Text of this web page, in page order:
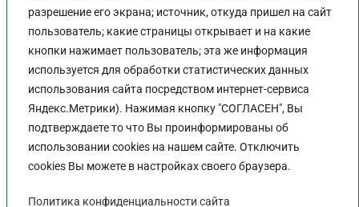
разрешение его экрана; источник, откуда пришел на сайт
пользователь; какие страницы открывает и на какие
кнопки нажимает пользователь; эта же информация
используется для обработки статистических данных
использования сайта посредством интернет-сервиса
Яндекс.Метрики). Нажимая кнопку "СОГЛАСЕН", Вы
подтверждаете то что Вы проинформированы об
использовании cookies на нашем сайте. Отключить
cookies Вы можете в настройках своего браузера.
Политика конфиденциальности сайта
График работы
Пн-Пт:9:00 - 18:00
Перерыв:13:00 - 14:00
Выходной:Сб - Вс